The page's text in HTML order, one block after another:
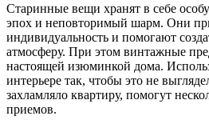
Старинные вещи хранят в себе
эпох и неповторимый шарм. Они
индивидуальность и помогают
атмосферу. При этом винтажные
настоящей изюминкой дома.
интерьере так, чтобы это не
захламляло квартиру, помогут
приемов.